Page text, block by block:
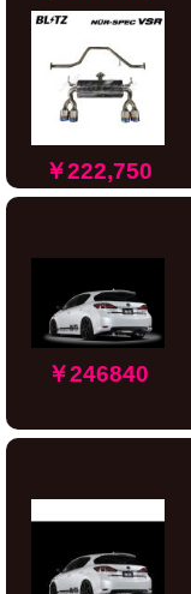
￥222,750
￥246840